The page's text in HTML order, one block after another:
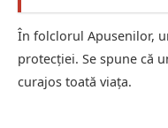
În folclorul Apusenilor,
protecției. Se spune că
curajos toată viața.